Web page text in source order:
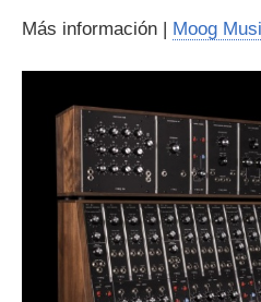
Más información | Moog